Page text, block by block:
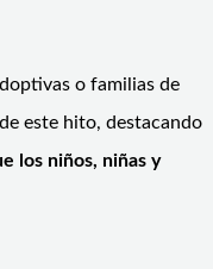
o familias de
este hito, destacando
los niños, niñas y